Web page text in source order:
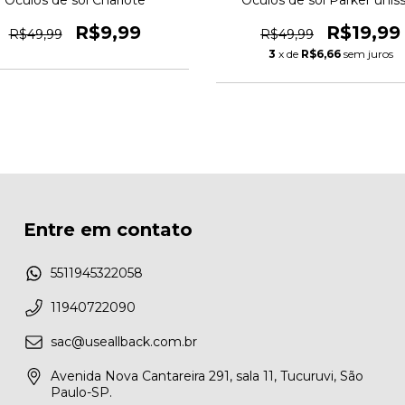
R$49,99 R$9,99 R$49,99 R$19,99
3 x de R$6,66 sem juros
Entre em contato
5511945322058
11940722090
sac@useallback.com.br
Avenida Nova Cantareira 291, sala 11, Tucuruvi, São
Paulo-SP.